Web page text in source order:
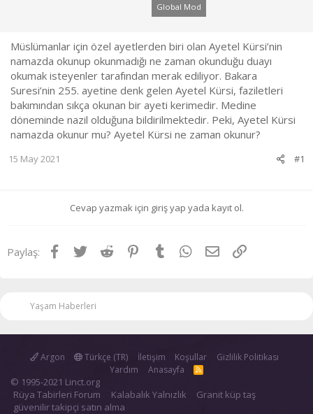
a
i
i
Global Mod
Müslümanlar için özel ayetlerden biri olan Ayetel Kürsi’nin
namazda okunup okunmadığı ne zaman okunduğu duayı
okumak isteyenler tarafından merak ediliyor. Bakara
Suresi’nin 255. ayetine denk gelen Ayetel Kürsi, faziletleri
bakımından sıkça okunan bir ayeti kerimedir. Medine
döneminde nazil olduğuna bildirilmektedir. Peki, Ayetel Kürsi
namazda okunur mu? Ayetel Kürsi ne zaman okunur?
#1
15 May 2021
Cevap yazmak için giriş yap yada kayıt ol.
Paylaş: Facebook
TwitterReddit Pinterest
Tumblr WhatsApp
E-postaLink
Yaşam Haberleri
Argon Türkçe (TR) İletişim Koşullar
Gizlilik Politikası
Yardım
Anasayfa
R
S
© 1995-2021 Linct.org
Rüya Tabirleri Forum
Kalabalık Yalnızlık
Granit küp taş
güvenilir takipçi satın alma